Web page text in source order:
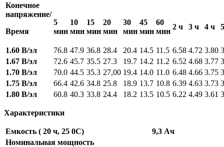
Конечное
напряжение/
Время
5
мин
10
мин
15
мин
20
мин
30
мин
45
мин
60
мин
2 ч 3 ч 4 ч
1.60 В/эл 76.8 47.9 36.8 28.4 20.4 14.5 11.5 6.58 4.72 3.80
1.67 В/эл
72.6 45.7 35.5 27.3 19.7 14.2 11.2 6.52 4.68 3.77
1.70 В/эл
70.0 44.5 35.3 27,00 19.4 14.0 11.0 6.48 4.66 3.75
1.75 В/эл
66.4 42.6 34.8 25.8 18.9 13.7 10.8 6.39 4.63 3.73
1.80 В/эл
60.8 40.3 33.8 24.4 18.2 13.5 10.5 6.22 4.49 3.61
Характеристики
Емкость ( 20 ч, 25 0C)
9,3 Ач
Номинальная мощность